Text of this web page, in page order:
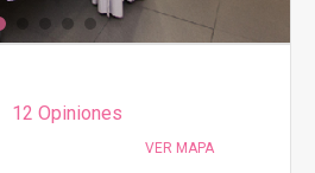
12 Opiniones
VER MAPA